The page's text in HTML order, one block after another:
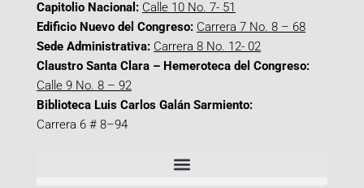
Capitolio Nacional: Calle 10 No. 7- 51
Edificio Nuevo del Congreso: Carrera 7 No. 8 – 68
Sede Administrativa: Carrera 8 No. 12- 02
Claustro Santa Clara – Hemeroteca del Congreso:
Calle 9 No. 8 – 92
Biblioteca Luis Carlos Galán Sarmiento:
Carrera 6 # 8–94